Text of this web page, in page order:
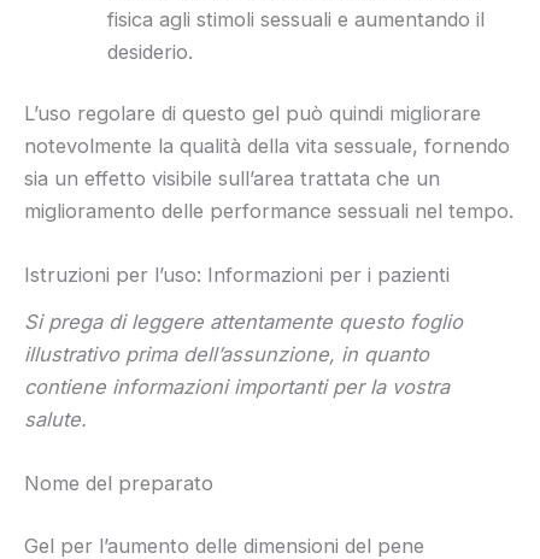
fisica agli stimoli sessuali e aumentando il
desiderio.
L’uso regolare di questo gel può quindi migliorare
notevolmente la qualità della vita sessuale, fornendo
sia un effetto visibile sull’area trattata che un
miglioramento delle performance sessuali nel tempo.
Istruzioni per l’uso: Informazioni per i pazienti
Si prega di leggere attentamente questo foglio
illustrativo prima dell’assunzione, in quanto
contiene informazioni importanti per la vostra
salute.
Nome del preparato
Gel per l’aumento delle dimensioni del pene